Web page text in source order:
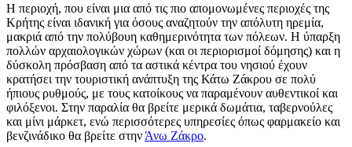
Η περιοχή, που είναι μια από τις πιο απομονωμένες περιοχές της
Κρήτης είναι ιδανική για όσους αναζητούν την απόλυτη ηρεμία,
μακριά από την πολύβουη καθημερινότητα των πόλεων. Η ύπαρξη
πολλών αρχαιολογικών χώρων (και οι περιορισμοί δόμησης) και η
δύσκολη πρόσβαση από τα αστικά κέντρα του νησιού έχουν
κρατήσει την τουριστική ανάπτυξη της Κάτω Ζάκρου σε πολύ
ήπιους ρυθμούς, με τους κατοίκους να παραμένουν αυθεντικοί και
φιλόξενοι. Στην παραλία θα βρείτε μερικά δωμάτια, ταβερνούλες
και μίνι μάρκετ, ενώ περισσότερες υπηρεσίες όπως φαρμακείο και
βενζινάδικο θα βρείτε στην Άνω Ζάκρο.